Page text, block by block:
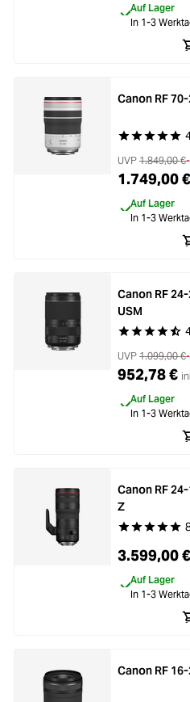
Auf Lager
In 1-3
Canon RF
UVP 1.849,00 €
1.749,00 €
Auf Lager
In 1-3
Canon RF
USM
UVP 1.099,00 €
952,78 €
Auf Lager
In 1-3
Canon RF
Z
3.599,00 €
Auf Lager
In 1-3
Canon RF